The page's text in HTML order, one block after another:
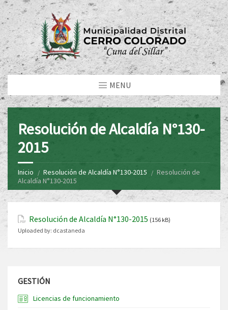
MENU
Resolución de Alcaldía N°130-
2015
Inicio Resolución de Alcaldía N°130-2015
Resolución de
Alcaldía N°130-2015
Resolución de Alcaldía N°130-2015 (156 kB)
Uploaded by: dcastaneda
GESTIÓN
Licencias de funcionamiento